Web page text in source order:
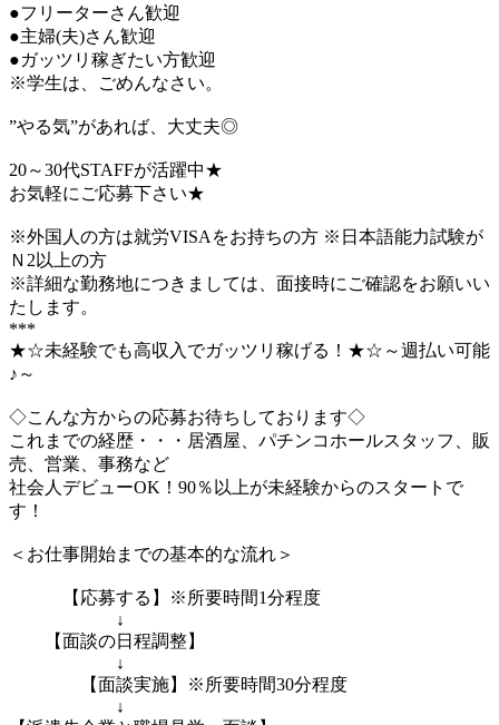
●フリーターさん歓迎
●主婦(夫)さん歓迎
●ガッツリ稼ぎたい方歓迎
※学生は、ごめんなさい。
”やる気”があれば、大丈夫◎
20～30代STAFFが活躍中★
お気軽にご応募下さい★
※外国人の方は就労VISAをお持ちの方 ※日本語能力試験が
Ｎ2以上の方
※詳細な勤務地につきましては、面接時にご確認をお願いい
たします。
***
★☆未経験でも高収入でガッツリ稼げる！★☆～週払い可能
♪～
◇こんな方からの応募お待ちしております◇
これまでの経歴・・・居酒屋、パチンコホールスタッフ、販
売、営業、事務など
社会人デビューOK！90％以上が未経験からのスタートで
す！
＜お仕事開始までの基本的な流れ＞
【応募する】※所要時間1分程度
↓
【面談の日程調整】
↓
【面談実施】※所要時間30分程度
↓